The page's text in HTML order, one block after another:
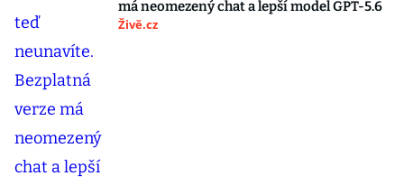
má neomezený chat a lepší model GPT-5.6
Živě.cz